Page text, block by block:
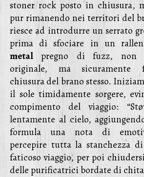
stoner rock posto in chiusura,
pur rimanendo nei territori del
riesce ad introdurre un serrato
prima di sfociare in un
metal pregno di fuzz, non
originale, ma sicuramente
chiusura del brano stesso.
il sole timidamente sorgere,
compimento del viaggio:
lentamente al cielo,
formula una nota di
percepire tutta la stanchezza
faticoso viaggio, per poi
delle purificatrici bordate di